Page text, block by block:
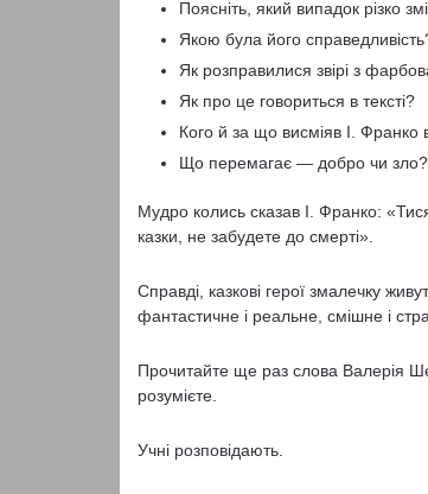
Поясніть, який випадок різко
Якою була його
Як розправилися звірі з
Як про це говориться в тексті?
Кого й за що висміяв І. Франко
Що перемагає — добро чи зло?
Мудро колись сказав І. Франко:
казки, не забудете до смерті».
Справді, казкові герої змалечку
фантастичне і реальне, смішне і
Прочитайте ще раз слова Валерія
розумієте.
Учні розповідають.